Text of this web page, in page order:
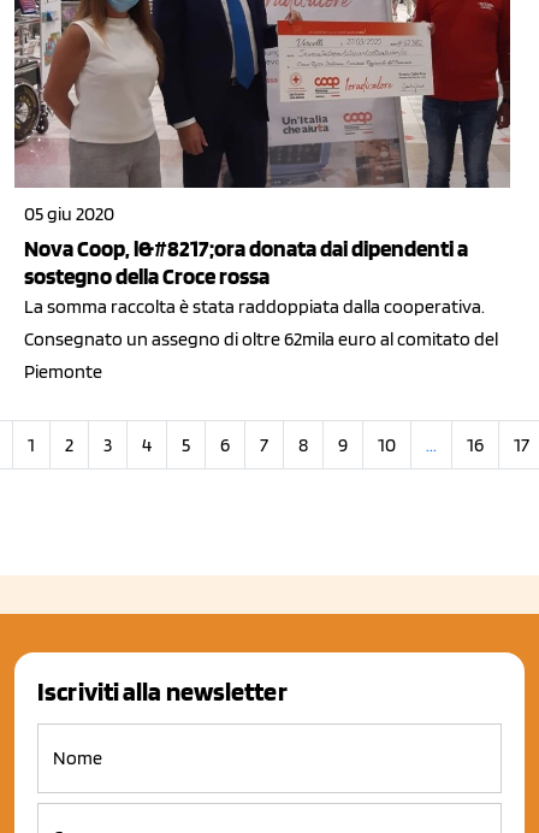
05 giu 2020
Nova Coop, l&#8217;ora donata dai dipendenti a
sostegno della Croce rossa
La somma raccolta è stata raddoppiata dalla cooperativa.
Consegnato un assegno di oltre 62mila euro al comitato del
Piemonte
1 2 3 4 5 6 7 8 9 10 ... 16 17
Iscriviti alla newsletter